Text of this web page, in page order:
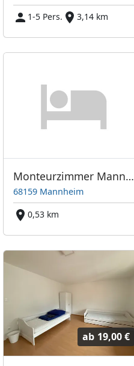
1-5 Pers.
3,14 km
Monteurzimmer Mannheim
68159 Mannheim
0,53 km
ab 19,00 €